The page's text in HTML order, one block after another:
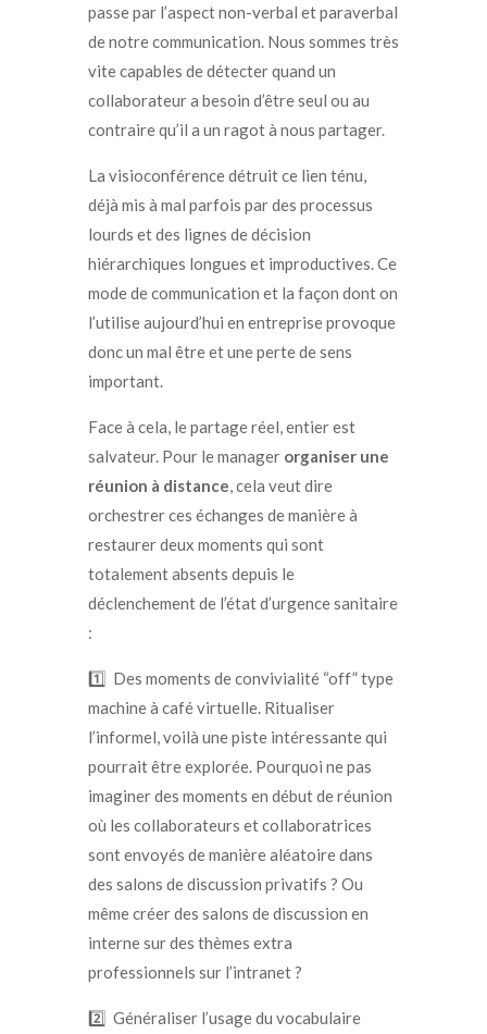
passe par l’aspect non-verbal et paraverbal
de notre communication. Nous sommes très
vite capables de détecter quand un
collaborateur a besoin d’être seul ou au
contraire qu’il a un ragot à nous partager.
La visioconférence détruit ce lien ténu,
déjà mis à mal parfois par des processus
lourds et des lignes de décision
hiérarchiques longues et improductives. Ce
mode de communication et la façon dont on
l’utilise aujourd’hui en entreprise provoque
donc un mal être et une perte de sens
important.
Face à cela, le partage réel, entier est
salvateur. Pour le manager organiser une
réunion à distance, cela veut dire
orchestrer ces échanges de manière à
restaurer deux moments qui sont
totalement absents depuis le
déclenchement de l’état d’urgence sanitaire
:
1️⃣ Des moments de convivialité “off” type
machine à café virtuelle. Ritualiser
l’informel, voilà une piste intéressante qui
pourrait être explorée. Pourquoi ne pas
imaginer des moments en début de réunion
où les collaborateurs et collaboratrices
sont envoyés de manière aléatoire dans
des salons de discussion privatifs ? Ou
même créer des salons de discussion en
interne sur des thèmes extra
professionnels sur l’intranet ?
2️⃣ Généraliser l’usage du vocabulaire